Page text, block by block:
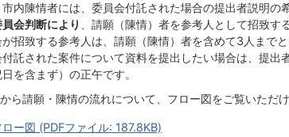
内陳情者には、委員会付託された場合の提出者説明
会判断により
、請願（陳情）者を参考人として招致
招致する参考人は、請願（陳情）者を含めて3人までと
託された案件について資料を提出したい場合は、提
を含まず）の正午です。
ら請願・陳情の流れについて、フロー図をご覧いただけ
ー図 (PDFファイル: 187.8KB)